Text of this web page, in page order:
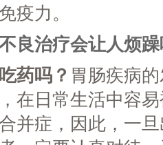
疫力。
良治疗会让人烦
药吗？ 胃肠疾病
在日常生活中容
并症，因此，一